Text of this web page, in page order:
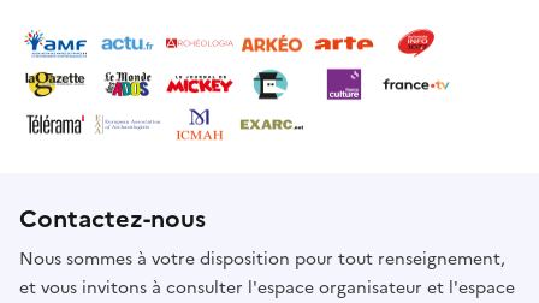
Contactez-nous
Nous sommes à votre disposition pour tout renseignement,
et vous invitons à consulter l'espace organisateur et l'espace